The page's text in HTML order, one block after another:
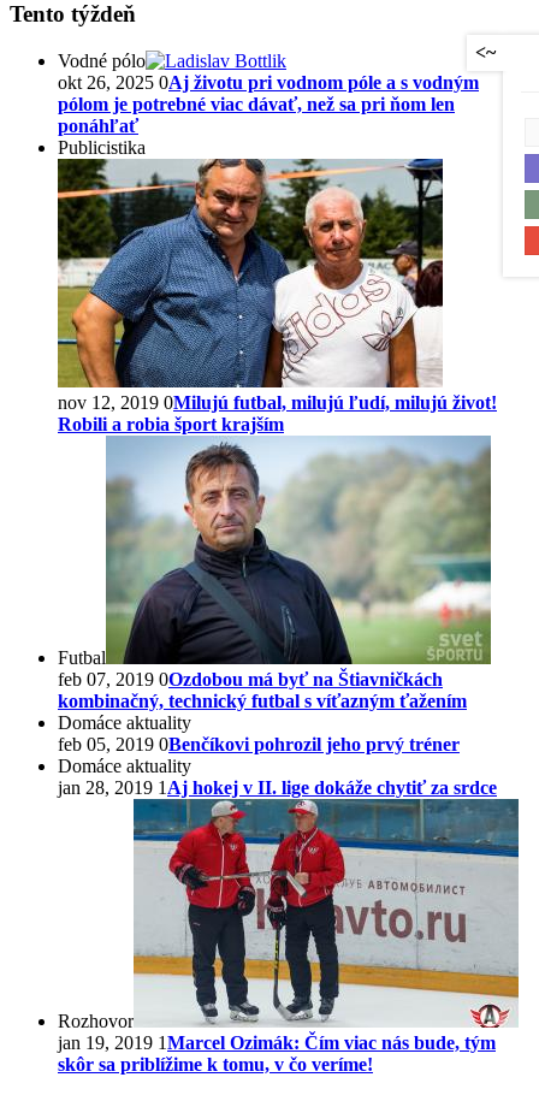
Tento týždeň
Vodné pólo
okt 26, 2025 0Aj životu pri vodnom póle a s vodným
pólom je potrebné viac dávať, než sa pri ňom len
ponáhľať
Publicistika
nov 12, 2019 0Milujú futbal, milujú ľudí, milujú život!
Robili a robia šport krajším
Futbal
feb 07, 2019 0Ozdobou má byť na Štiavničkách
kombinačný, technický futbal s víťazným ťažením
Domáce aktuality
feb 05, 2019 0Benčíkovi pohrozil jeho prvý tréner
Domáce aktuality
jan 28, 2019 1 Aj hokej v II. lige dokáže chytiť za srdce
Rozhovor
jan 19, 2019 1Marcel Ozimák: Čím viac nás bude, tým
skôr sa priblížime k tomu, v čo veríme!
<~